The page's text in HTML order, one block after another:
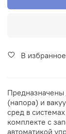
В избранное
Предназначены
(напора) и
сред в
комплекте с
автоматикой